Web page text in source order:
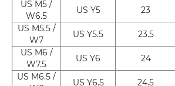
US M5 /
W6.5
US Y5 23
US M5.5 /
W7
US Y5.5 23.5
US M6 /
W7.5
US Y6 24
US M6.5 /
US Y6.5 24.5